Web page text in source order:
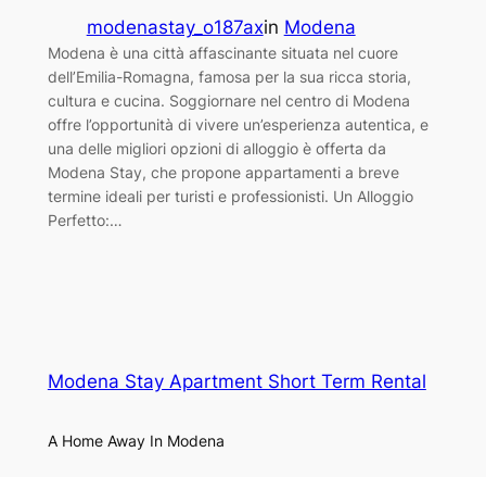
modenastay_o187axin Modena
Modena è una città affascinante situata nel cuore
dell’Emilia-Romagna, famosa per la sua ricca storia,
cultura e cucina. Soggiornare nel centro di Modena
offre l’opportunità di vivere un’esperienza autentica, e
una delle migliori opzioni di alloggio è offerta da
Modena Stay, che propone appartamenti a breve
termine ideali per turisti e professionisti. Un Alloggio
Perfetto:…
Modena Stay Apartment Short Term Rental
A Home Away In Modena